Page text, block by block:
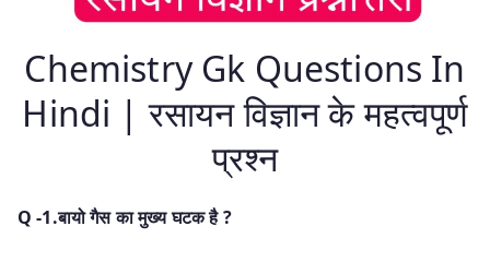
Chemistry Gk Questions In
Hindi | रसायन विज्ञान के महत्वपूर्ण
प्रश्न
Q -1.बायो गैस का मुख्य घटक है ?